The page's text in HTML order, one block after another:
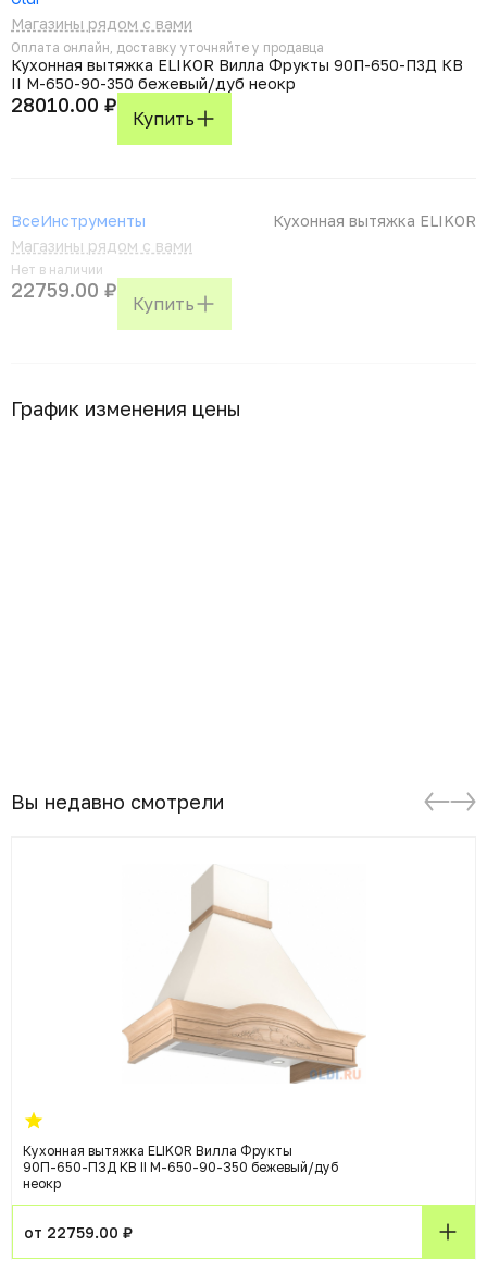
Магазины рядом с вами
Оплата онлайн, доставку уточняйте у продавца
Кухонная вытяжка ELIKOR Вилла Фрукты 90П-650-П3Д КВ
II М-650-90-350 бежевый/дуб неокр
28010.00 ₽
Купить
ВсеИнструменты
Магазины рядом с вами
Нет в наличии
Кухонная вытяжка ELIKOR
22759.00 ₽
Купить
График изменения цены
Вы недавно смотрели
Кухонная вытяжка ELIKOR Вилла Фрукты
90П-650-П3Д КВ II М-650-90-350 бежевый/дуб
неокр
от 22759.00 ₽